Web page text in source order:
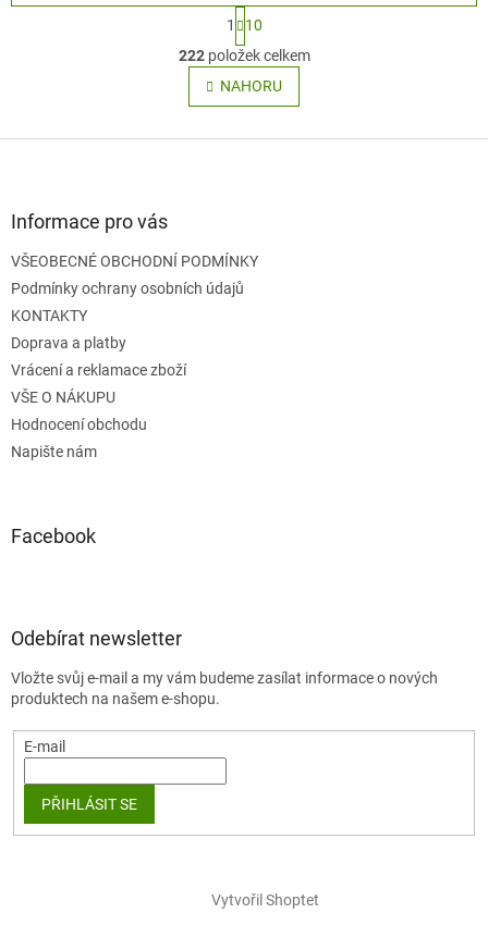
O
v
l
á
v
k
y
S
t
r
á
n
k
v
1
10
222položek celkem
NAHORU
Informace pro vás
VŠEOBECNÉ OBCHODNÍ PODMÍNKY
Podmínky ochrany osobních údajů
KONTAKTY
Doprava a platby
Vrácení a reklamace zboží
VŠE O NÁKUPU
Hodnocení obchodu
Napište nám
Facebook
Odebírat newsletter
Vložte svůj e-mail a my vám budeme zasílat informace o nových
produktech na našem e-shopu.
E-mail
PŘIHLÁSIT SE
Vytvořil Shoptet